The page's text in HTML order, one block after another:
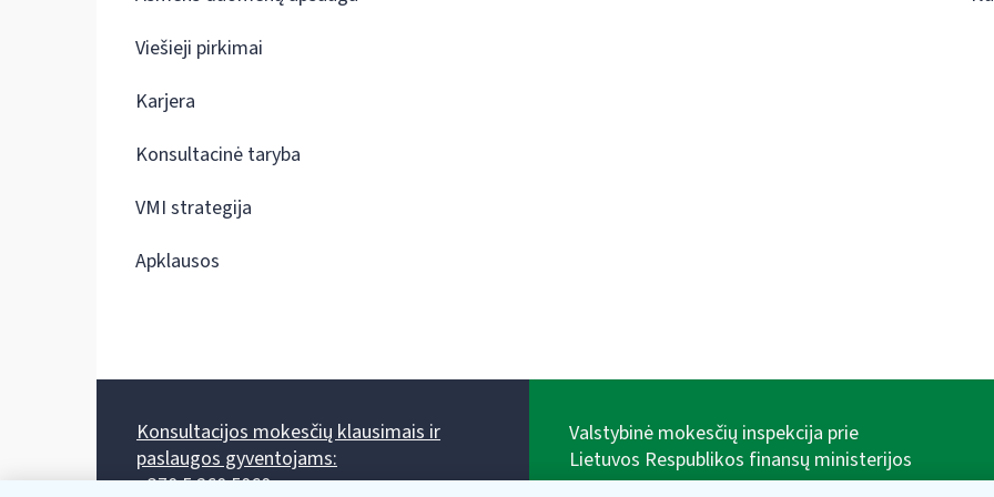
Viešieji pirkimai
Karjera
Konsultacinė taryba
VMI strategija
Apklausos
Konsultacijos mokesčių klausimais ir
paslaugos gyventojams:
+370 5 260 5060
Valstybinė mokesčių inspekcija prie
Lietuvos Respublikos finansų ministerijos